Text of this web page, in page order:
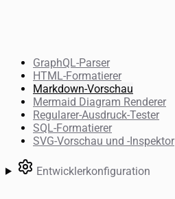
GraphQL-Parser
HTML-Formatierer
Markdown-Vorschau
Mermaid Diagram Renderer
Regularer-Ausdruck-Tester
SQL-Formatierer
SVG-Vorschau und -Inspektor
Entwicklerkonfiguration